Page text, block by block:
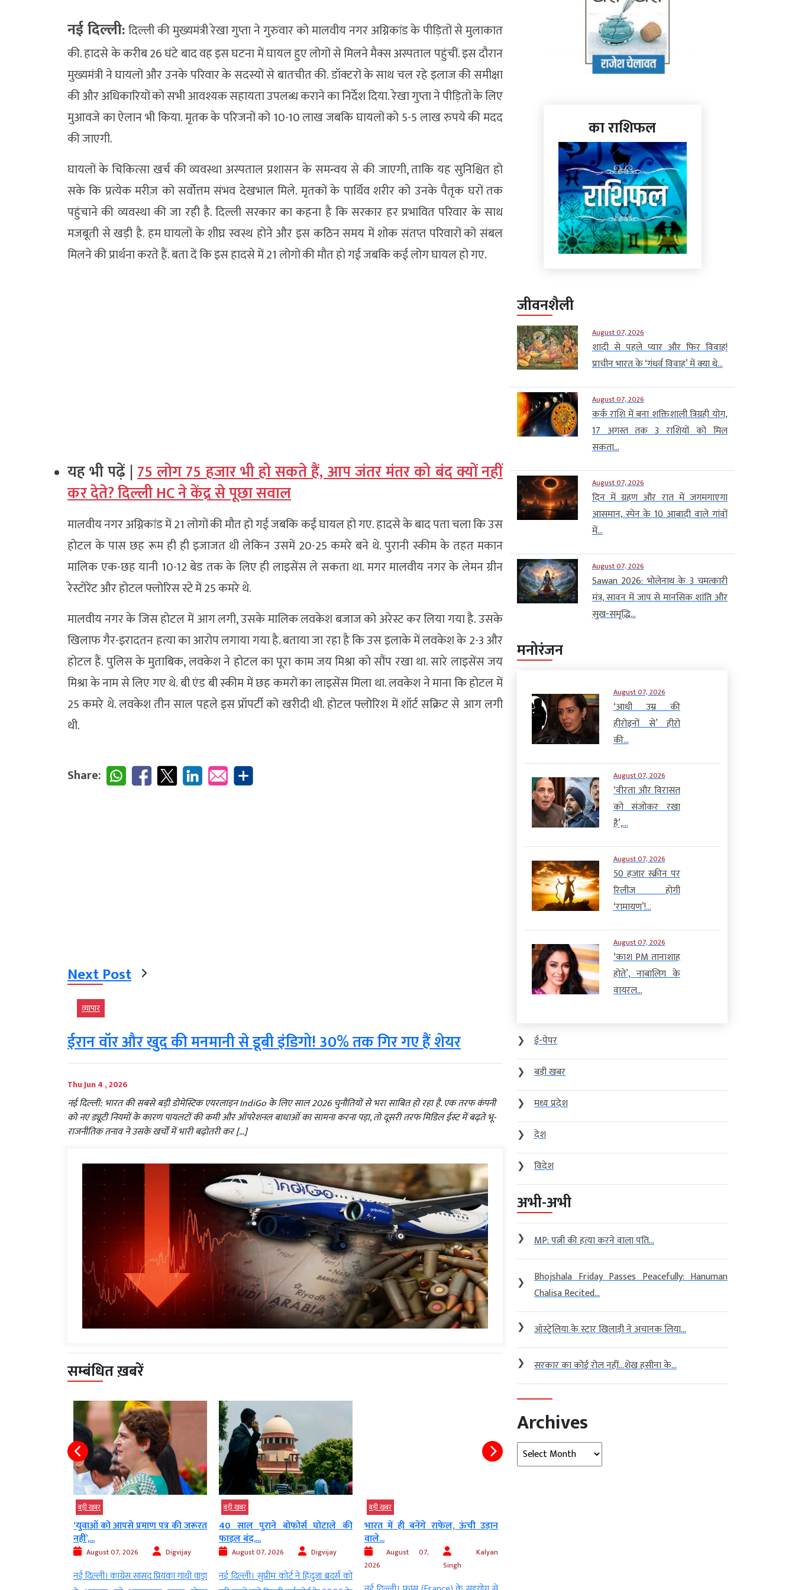
नई दिल्ली:दिल्ली की मुख्यमंत्री रेखा गुप्ता ने गुरुवार को मालवीय नगर अग्निकांड के पीड़ितों से मुलाकात
की. हादसे के करीब 26 घंटे बाद वह इस घटना में घायल हुए लोगों से मिलने मैक्स अस्पताल पहुंचीं. इस दौरान
मुख्यमंत्री ने घायलों और उनके परिवार के सदस्यों से बातचीत की. डॉक्टरों के साथ चल रहे इलाज की समीक्षा
की और अधिकारियों को सभी आवश्यक सहायता उपलब्ध कराने का निर्देश दिया. रेखा गुप्ता ने पीड़ितों के लिए
मुआवजे का ऐलान भी किया. मृतक के परिजनों को 10-10 लाख जबकि घायलों को 5-5 लाख रुपये की मदद
की जाएगी.
घायलों के चिकित्सा खर्च की व्यवस्था अस्पताल प्रशासन के समन्वय से की जाएगी, ताकि यह सुनिश्चित हो
सके कि प्रत्येक मरीज़ को सर्वोत्तम संभव देखभाल मिले. मृतकों के पार्थिव शरीर को उनके पैतृक घरों तक
पहुंचाने की व्यवस्था की जा रही है. दिल्ली सरकार का कहना है कि सरकार हर प्रभावित परिवार के साथ
मजबूती से खड़ी है. हम घायलों के शीघ्र स्वस्थ होने और इस कठिन समय में शोक संतप्त परिवारों को संबल
मिलने की प्रार्थना करते हैं. बता दें कि इस हादसे में 21 लोगों की मौत हो गई जबकि कई लोग घायल हो गए.
यह भी पढ़ें |75 लोग 75 हजार भी हो सकते हैं, आप जंतर मंतर को बंद क्यों नहीं
कर देते? दिल्ली HC ने केंद्र से पूछा सवाल
मालवीय नगर अग्निकांड में 21 लोगों की मौत हो गई जबकि कई घायल हो गए. हादसे के बाद पता चला कि उस
होटल के पास छह रूम ही ही इजाजत थी लेकिन उसमें 20-25 कमरे बने थे. पुरानी स्कीम के तहत मकान
मालिक एक-छह यानी 10-12 बेड तक के लिए ही लाइसेंस ले सकता था. मगर मालवीय नगर के लेमन ग्रीन
रेस्टोरेंट और होटल फ्लोरिस स्टे में 25 कमरे थे.
मालवीय नगर के जिस होटल में आग लगी, उसके मालिक लवकेश बजाज को अरेस्ट कर लिया गया है. उसके
खिलाफ गैर-इरादतन हत्या का आरोप लगाया गया है. बताया जा रहा है कि उस इलाके में लवकेश के 2-3 और
होटल हैं. पुलिस के मुताबिक, लवकेश ने होटल का पूरा काम जय मिश्रा को सौंप रखा था. सारे लाइसेंस जय
मिश्रा के नाम से लिए गए थे. बी एंड बी स्कीम में छह कमरों का लाइसेंस मिला था. लवकेश ने माना कि होटल में
25 कमरे थे. लवकेश तीन साल पहले इस प्रॉपर्टी को खरीदी थी. होटल फ्लोरिश में शॉर्ट सक्रिट से आग लगी
थी.
Share:
Next Post
व्‍यापार
ईरान वॉर और खुद की मनमानी से डूबी इंडिगो! 30% तक गिर गए हैं शेयर
Thu Jun 4 , 2026
नई दिल्ली: भारत की सबसे बड़ी डोमेस्टिक एयरलाइन IndiGo के लिए साल 2026 चुनौतियों से भरा साबित हो रहा है. एक तरफ कंपनी
को नए ड्यूटी नियमों के कारण पायलटों की कमी और ऑपरेशनल बाधाओं का सामना करना पड़ा, तो दूसरी तरफ मिडिल ईस्ट में बढ़ते भू-
राजनीतिक तनाव ने उसके खर्चों में भारी बढ़ोतरी कर […]
सम्बंधित ख़बरें
बड़ी खबर
‘युवाओं को आपसे प्रमाण पत्र की जरूरत
नहीं’,...
August 07, 2026 Digvijay
नई दिल्ली। कांग्रेस सांसद प्रियंका गांधी वाड्रा
बड़ी खबर
40 साल पुराने बोफोर्स घोटाले की
फाइल बंद,...
August 07, 2026 Digvijay
नई दिल्ली। सुप्रीम कोर्ट ने हिंदुजा ब्रदर्स को
बड़ी खबर
भारत में ही बनेंगे राफेल, ऊंची उड़ान
वाले...
August 07,
2026
Kalyan
Singh
का राशिफल
जीवनशैली
August 07, 2026
शादी से पहले प्यार और फिर विवाह!
प्राचीन भारत के ‘गंधर्व विवाह’ में क्या थे...
August 07, 2026
कर्क राशि में बना शक्तिशाली त्रिग्रही योग,
17 अगस्त तक 3 राशियों को मिल
सकता...
August 07, 2026
दिन में ग्रहण और रात में जगमगाएगा
आसमान, स्पेन के 10 आबादी वाले गांवों
में...
August 07, 2026
Sawan 2026: भोलेनाथ के 3 चमत्कारी
मंत्र, सावन में जाप से मानसिक शांति और
सुख-समृद्धि...
मनोरंजन
August 07, 2026
‘आधी उम्र की
हीरोइनों से’ हीरो
की...
August 07, 2026
‘वीरता और विरासत
को संजोकर रखा
है’,...
August 07, 2026
50 हजार स्क्रीन पर
रिलीज होगी
‘रामायण’!...
August 07, 2026
‘काश PM तानाशाह
होते’, नाबालिग के
वायरल...
❯
ई-पेपर
❯
बड़ी खबर
❯
मध्य प्रदेश
❯
देश
❯
विदेश
अभी-अभी
❯ MP: पत्नी की हत्या करने वाला पति...
❯
Bhojshala Friday Passes Peacefully: Hanuman
Chalisa Recited...
❯ ऑस्ट्रेलिया के स्टार खिलाड़ी ने अचानक लिया...
❯ सरकार का कोई रोल नहीं…शेख हसीना के...
Archives
Archives